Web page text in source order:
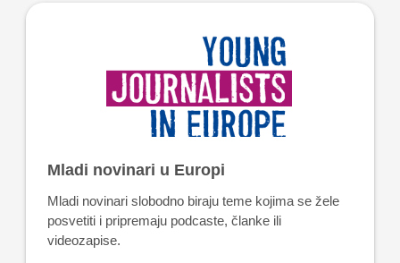
Mladi novinari u Europi
Mladi novinari slobodno biraju teme kojima se žele
posvetiti i pripremaju podcaste, članke ili
videozapise.